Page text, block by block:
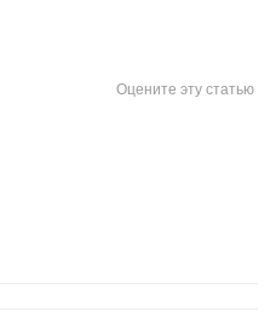
Оцените эту статью